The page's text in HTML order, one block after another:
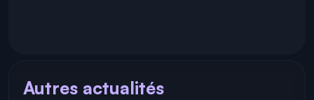
Autres actualités